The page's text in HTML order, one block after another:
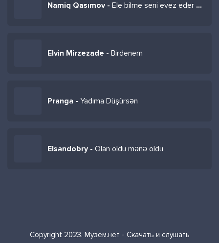
Namiq Qasımov - Ele bilme seni evez eder basqa biri
Elvin Mirzezade - Birdenem
Pranga - Yadıma Düşürsən
Elsandobry - Olan oldu mənə oldu
Copyright 2023. Музем.нет - Скачать и слушать